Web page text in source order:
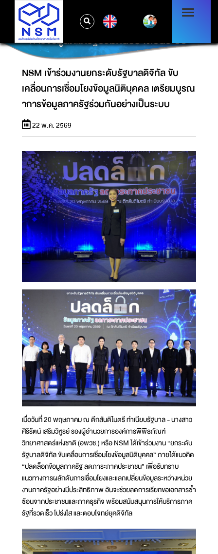
NSM เข้าร่วมงานยกระดับรัฐบาลดิจิทัล ขับ
เคลื่อนการเชื่อมโยงข้อมูลนิติบุคคล เตรียมบูรณา
การข้อมูลภาครัฐร่วมกันอย่างเป็นระบบ
NSM เข้าร่วมงานยกระดับรัฐบาลดิจิทัล ขับ
เคลื่อนการเชื่อมโยงข้อมูลนิติบุคคล เตรียมบูรณ
าการข้อมูลภาครัฐร่วมกันอย่างเป็นระบบ
22 พ.ค. 2569
เมื่อวันที่ 20 พฤษภาคม ณ ตึกสันติไมตรี ทำเนียบรัฐบาล - นางสาว
ศิริรัตน์ เสริมวิฑูรย์ รองผู้อำนวยการองค์การพิพิธภัณฑ์
วิทยาศาสตร์แห่งชาติ (อพวช.) หรือ NSM ได้เข้าร่วมงาน “ยกระดับ
รัฐบาลดิจิทัล ขับเคลื่อนการเชื่อมโยงข้อมูลนิติบุคคล” ภายใต้แนวคิด
“ปลดล็อกข้อมูลภาครัฐ ลดภาระภาคประชาชน” เพื่อรับทราบ
แนวทางการผลักดันการเชื่อมโยงและแลกเปลี่ยนข้อมูลระหว่างหน่วย
งานภาครัฐอย่างมีประสิทธิภาพ อันจะช่วยลดการเรียกขอเอกสารซ้ำ
ซ้อนจากประชาชนและภาคธุรกิจ พร้อมสนับสนุนการให้บริการภาค
รัฐที่รวดเร็ว โปร่งใส และตอบโจทย์ยุคดิจิทัล